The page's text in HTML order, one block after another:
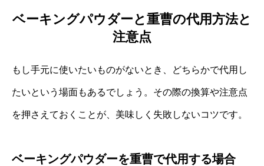
ベーキングパウダーと重曹の代用方法と
注意点
もし手元に使いたいものがないとき、どちらかで代用し
たいという場面もあるでしょう。その際の換算や注意点
を押さえておくことが、美味しく失敗しないコツです。
ベーキングパウダーを重曹で代用する場合